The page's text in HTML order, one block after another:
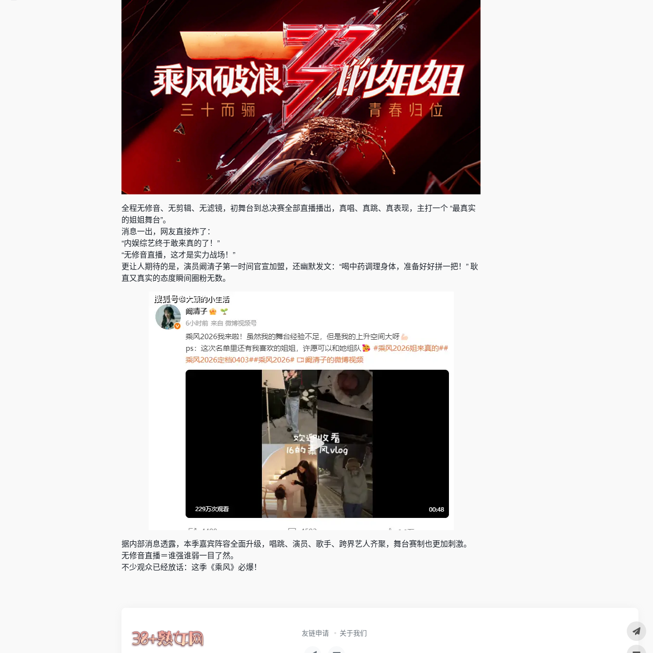
全程无修音、无剪辑、无滤镜，初舞台到总决赛全部直播播出，真唱、真跳、真表现，主打一个 “最真实
的姐姐舞台”。
消息一出，网友直接炸了：
“内娱综艺终于敢来真的了！”
“无修音直播，这才是实力战场！”
更让人期待的是，演员阚清子第一时间官宣加盟，还幽默发文：“喝中药调理身体，准备好好拼一把！” 耿
直又真实的态度瞬间圈粉无数。
据内部消息透露，本季嘉宾阵容全面升级，唱跳、演员、歌手、跨界艺人齐聚，舞台赛制也更加刺激。
无修音直播＝谁强谁弱一目了然。
不少观众已经放话：这季《乘风》必爆！
友链申请 关于我们